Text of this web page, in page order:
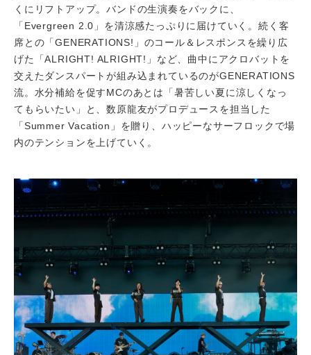
くにリフトアップ。バンドの生演奏をバックに、
「Evergreen 2.0」を清涼感たっぷりに届けていく。続く客
席との「GENERATIONS!」のコール＆レスポンスを繰り広
げた「ALRIGHT! ALRIGHT!」など、曲中にアクロバットを
交えたダンスパートが組み込まれているのがGENERATIONS
流。水分補給を促すMCのあとは「暑苦しい夏に涼しくなっ
てもらいたい」と、数原龍友がプロデュースを担当した
「Summer Vacation」を贈り、ハッピーなサーフロックで場
内のテンションを上げていく。